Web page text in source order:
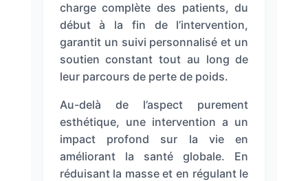
charge complète des patients, du
début à la fin de l’intervention,
garantit un suivi personnalisé et un
soutien constant tout au long de
leur parcours de perte de poids.
Au-delà de l’aspect purement
esthétique, une intervention a un
impact profond sur la vie en
améliorant la santé globale. En
réduisant la masse et en régulant le